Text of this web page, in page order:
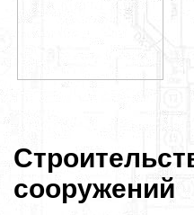
сооружений